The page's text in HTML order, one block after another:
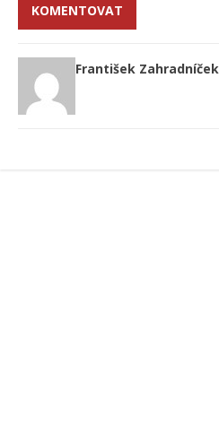
KOMENTOVAT
František Zahradníček